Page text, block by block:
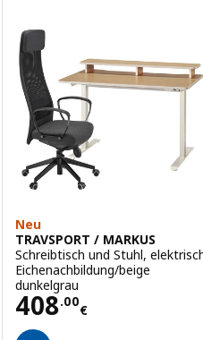
5 Sternen. Bewertungen
Neu
TRAVSPORT / MARKUS
Schreibtisch und Stuhl,
Eichenachbildung/beige
dunkelgrau
408.00
€
Preis 408.00€